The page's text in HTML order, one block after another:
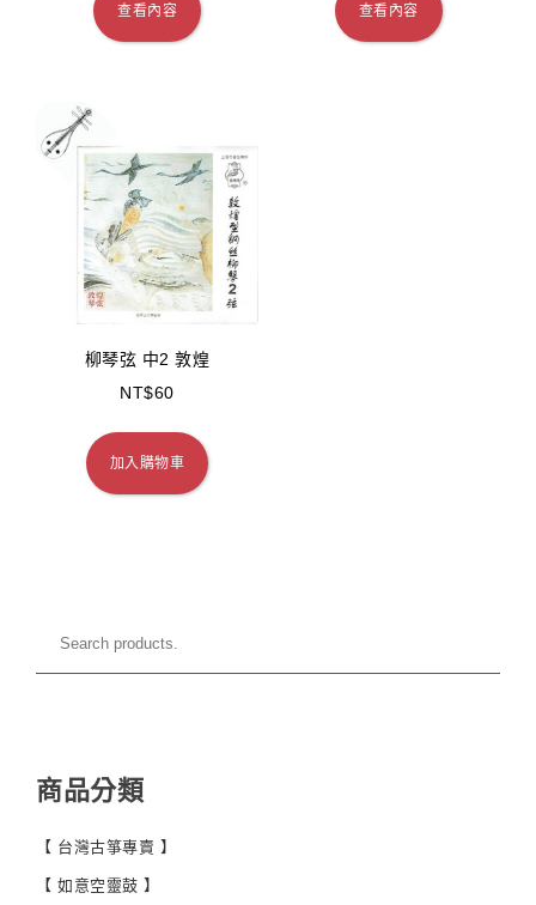
查看內容 查看內容
柳琴弦 中2 敦煌
NT$60
加入購物車
商品分類
【 台灣古箏專賣 】
【 如意空靈鼓 】